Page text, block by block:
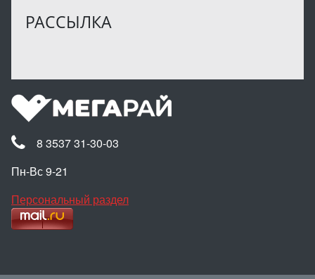
РАССЫЛКА
8 3537 31-30-03
Пн-Вс 9-21
Персональный раздел